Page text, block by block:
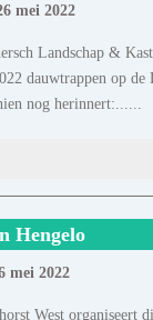
mei 2022
Landschap &
dauwtrappen op de
nog herinnert:......
Hengelo
mei 2022
West organiseert